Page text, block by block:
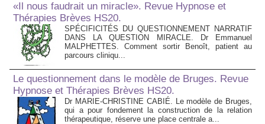
«Il nous faudrait un miracle». Revue Hypnose et
Thérapies Brèves HS20.
SPÉCIFICITÉS DU QUESTIONNEMENT NARRATIF
DANS LA QUESTION MIRACLE. Dr Emmanuel
MALPHETTES. Comment sortir Benoît, patient au
parcours cliniqu...
Le questionnement dans le modèle de Bruges. Revue
Hypnose et Thérapies Brèves HS20.
Dr MARIE-CHRISTINE CABIÉ. Le modèle de Bruges,
qui a pour fondement la construction de la relation
thérapeutique, réserve une place centrale a...